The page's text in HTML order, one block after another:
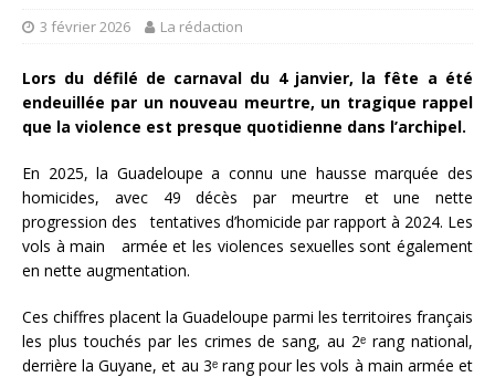
3 février 2026 La rédaction
Lors du défilé de carnaval du 4 janvier, la fête a été
endeuillée par un nouveau meurtre, un tragique rappel
que la violence est presque quotidienne dans l’archipel.
En 2025, la Guadeloupe a connu une hausse marquée des
homicides, avec 49 décès par meurtre et une nette
progression des tentatives d’homicide par rapport à 2024. Les
vols à main armée et les violences sexuelles sont également
en nette augmentation.
Ces chiffres placent la Guadeloupe parmi les territoires français
les plus touchés par les crimes de sang, au 2ᵉ rang national,
derrière la Guyane, et au 3ᵉ rang pour les vols à main armée et